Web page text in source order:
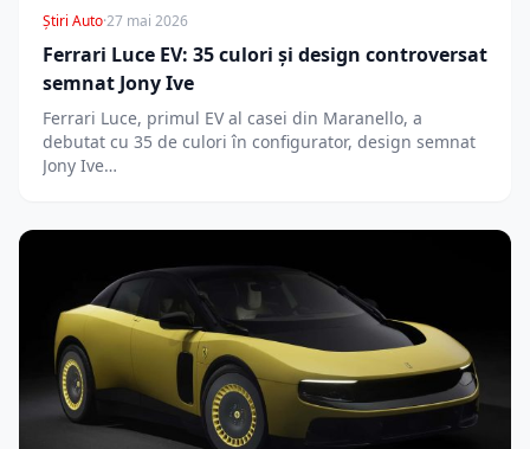
Știri Auto·27 mai 2026
Ferrari Luce EV: 35 culori și design controversat
semnat Jony Ive
Ferrari Luce, primul EV al casei din Maranello, a
debutat cu 35 de culori în configurator, design semnat
Jony Ive…